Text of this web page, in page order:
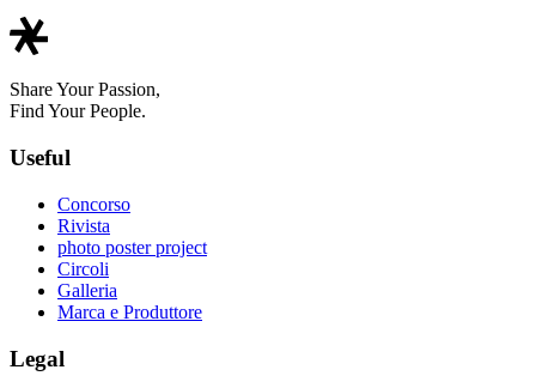
Share Your Passion,
Find Your People.
Useful
Concorso
Rivista
photo poster project
Circoli
Galleria
Marca e Produttore
Legal